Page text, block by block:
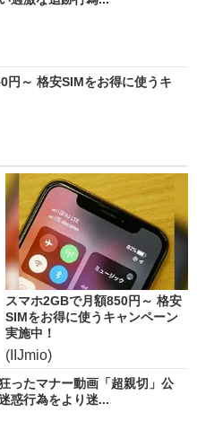
円～ 格安SIMをお得に使うキ
スマホ2GBで月額850円～ 格安
SIMをお得に使うキャンペーン
実施中！
(IIJmio)
ったマナー動画「超親切」公
惑行為をより迷...